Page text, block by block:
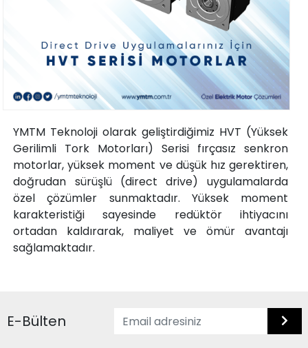
YMTM Teknoloji olarak geliştirdiğimiz HVT (Yüksek
Gerilimli Tork Motorları) Serisi fırçasız senkron
motorlar, yüksek moment ve düşük hız gerektiren,
doğrudan sürüşlü (direct drive) uygulamalarda
özel çözümler sunmaktadır. Yüksek moment
karakteristiği sayesinde redüktör ihtiyacını
ortadan kaldırarak, maliyet ve ömür avantajı
sağlamaktadır.
E-Bülten